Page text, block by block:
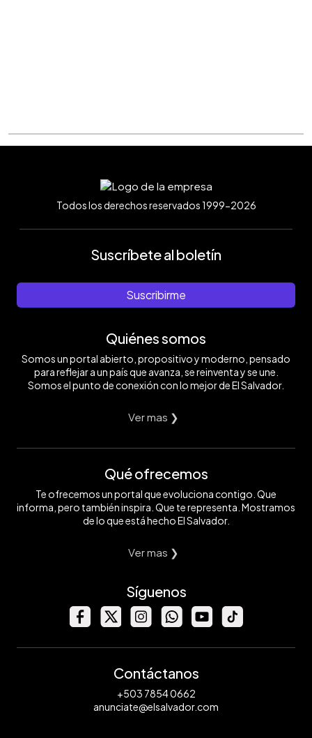
Todos los derechos reservados 1999-2026
Suscríbete al boletín
Suscribirme
Quiénes somos
Somos un portal abierto, propositivo y moderno, pensado
para reflejar a un país que avanza, se reinventa y se une.
Somos el punto de conexión con lo mejor de El Salvador.
Ver mas ❯
Qué ofrecemos
Te ofrecemos un portal que evoluciona contigo. Que
informa, pero también inspira. Que te representa. Mostramos
de lo que está hecho El Salvador.
Ver mas ❯
Síguenos
Contáctanos
+503 7854 0662
anunciate@elsalvador.com